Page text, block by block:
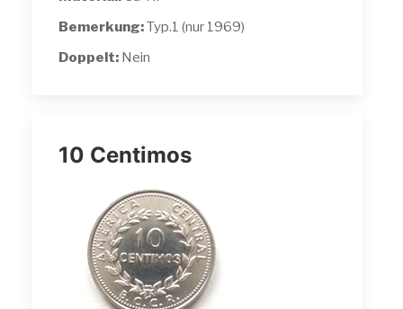
Bemerkung:Typ.1 (nur 1969)
Doppelt: Nein
10 Centimos